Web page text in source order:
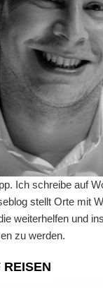
Ich schreibe auf
stellt Orte mit
weiterhelfen und
zu werden.
REISEN